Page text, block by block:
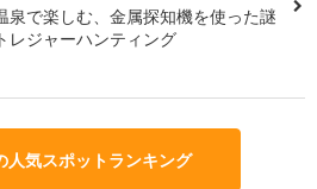
泉で楽しむ、金属探知機を使った謎
レジャーハンティング
人気スポットランキング